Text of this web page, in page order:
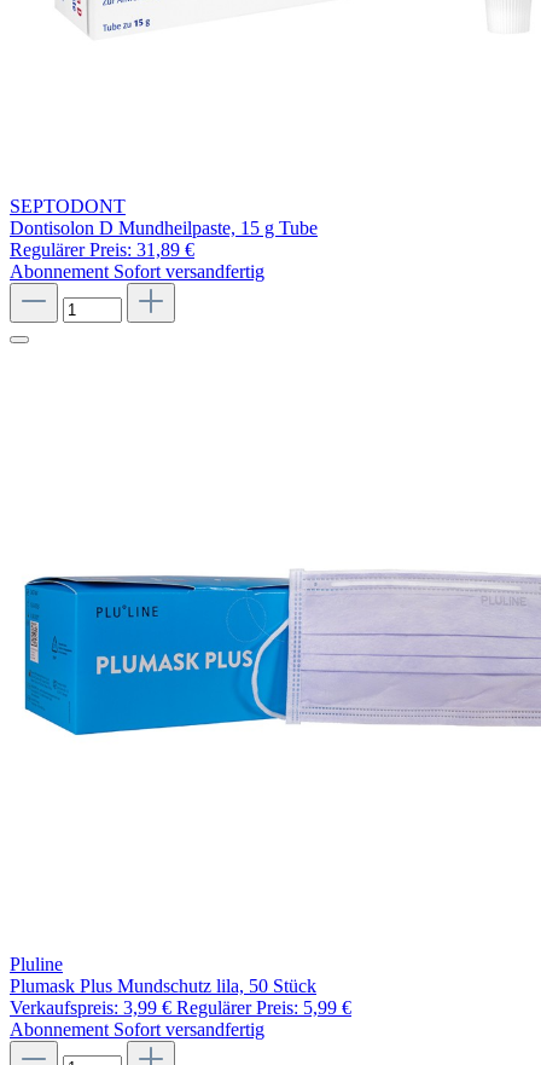
SEPTODONT
Dontisolon D Mundheilpaste, 15 g Tube
Regulärer Preis: 31,89 €
Abonnement Sofort versandfertig
Pluline
Plumask Plus Mundschutz lila, 50 Stück
Verkaufspreis: 3,99 € Regulärer Preis: 5,99 €
Abonnement Sofort versandfertig